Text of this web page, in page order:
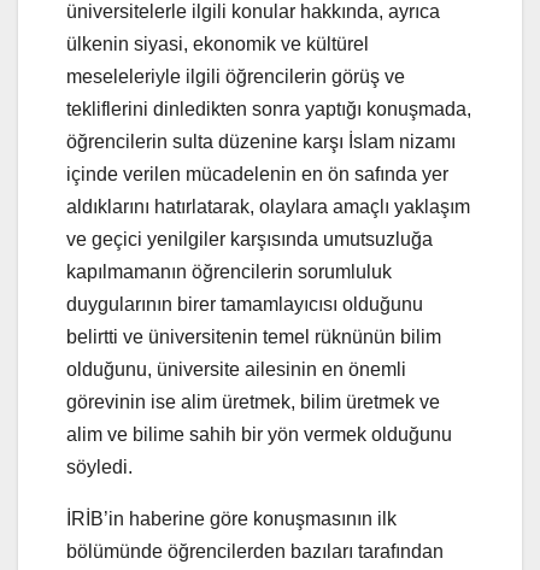
üniversitelerle ilgili konular hakkında, ayrıca
ülkenin siyasi, ekonomik ve kültürel
meseleleriyle ilgili öğrencilerin görüş ve
tekliflerini dinledikten sonra yaptığı konuşmada,
öğrencilerin sulta düzenine karşı İslam nizamı
içinde verilen mücadelenin en ön safında yer
aldıklarını hatırlatarak, olaylara amaçlı yaklaşım
ve geçici yenilgiler karşısında umutsuzluğa
kapılmamanın öğrencilerin sorumluluk
duygularının birer tamamlayıcısı olduğunu
belirtti ve üniversitenin temel rüknünün bilim
olduğunu, üniversite ailesinin en önemli
görevinin ise alim üretmek, bilim üretmek ve
alim ve bilime sahih bir yön vermek olduğunu
söyledi.
İRİB’in haberine göre konuşmasının ilk
bölümünde öğrencilerden bazıları tarafından